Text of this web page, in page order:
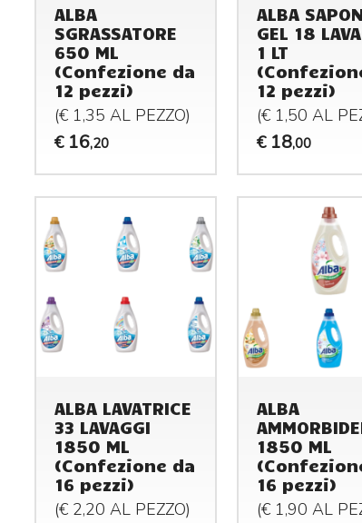
ALBA
SGRASSATORE
650 ML
(Confezione da
12 pezzi)
(€ 1,35 AL PEZZO)
€ 16,20
ALBA
GEL 18
1 LT
12 pezzi)
(€ 1,50 AL
€ 18,00
ALBA LAVATRICE
33 LAVAGGI
1850 ML
(Confezione da
16 pezzi)
(€ 2,20 AL PEZZO)
ALBA
1850 ML
16 pezzi)
(€ 1,90 AL